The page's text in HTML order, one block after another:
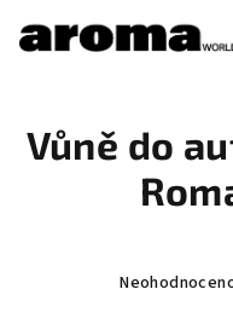
obsah
Vůně do
Průměrné